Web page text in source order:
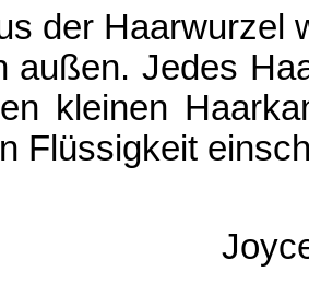
der Haarwurzel
außen. Jedes
kleinen
Flüssigkeit